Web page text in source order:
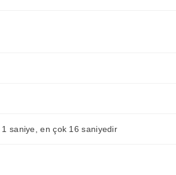
saniye, en çok 16 saniyedir